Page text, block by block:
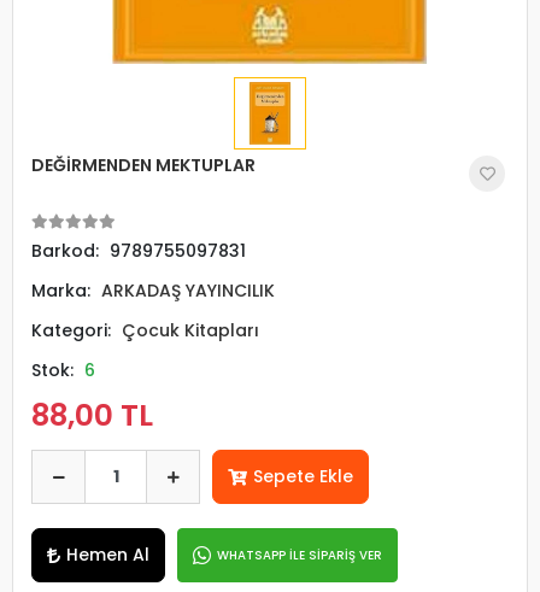
DEĞİRMENDEN MEKTUPLAR
Barkod: 9789755097831
Marka: ARKADAŞ YAYINCILIK
Kategori: Çocuk Kitapları
Stok: 6
88,00 TL
Sepete Ekle
Hemen Al WHATSAPP İLE SİPARİŞ VER